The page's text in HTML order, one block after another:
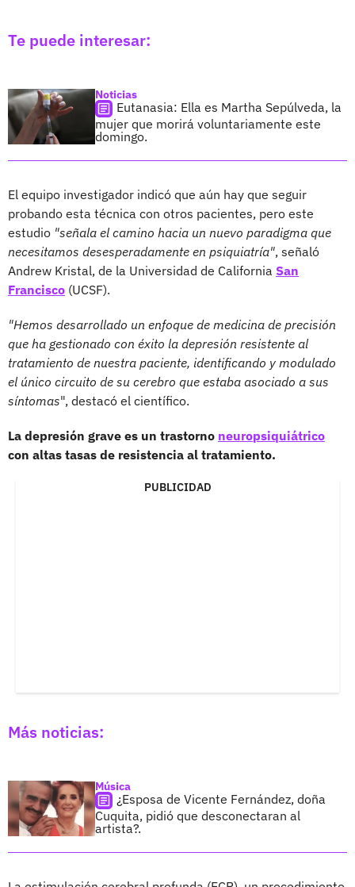
Te puede interesar:
Noticias
Eutanasia: Ella es Martha Sepúlveda, la
mujer que morirá voluntariamente este
domingo.
El equipo investigador indicó que aún hay que seguir
probando esta técnica con otros pacientes, pero este
estudio "señala el camino hacia un nuevo paradigma que
necesitamos desesperadamente en psiquiatría", señaló
Andrew Kristal, de la Universidad de California San
Francisco (UCSF).
"Hemos desarrollado un enfoque de medicina de precisión
que ha gestionado con éxito la depresión resistente al
tratamiento de nuestra paciente, identificando y modulado
el único circuito de su cerebro que estaba asociado a sus
síntomas", destacó el científico.
La depresión grave es un trastorno neuropsiquiátrico
con altas tasas de resistencia al tratamiento.
PUBLICIDAD
Más noticias:
Música
¿Esposa de Vicente Fernández, doña
Cuquita, pidió que desconectaran al
artista?.